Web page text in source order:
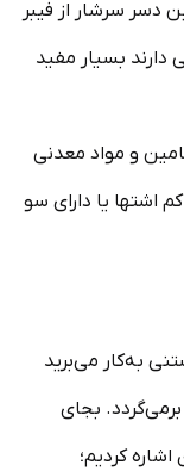
دسر سرشار از فیبر
دارند بسیار مفید
و مواد معدنی
کم اشتها یا دارای سو
به‌کار می‌برید
بجای
کردیم؛